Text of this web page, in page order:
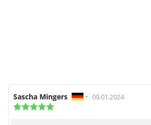
Recensionsförfattare:
Sascha Mingers • Recensionsdatum:
09.01.2024